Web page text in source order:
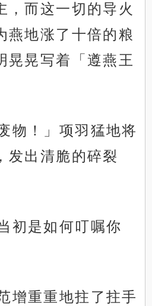
，而这一切的导火
燕地涨了十倍的粮
晃晃写着「遵燕王
物！」项羽猛地将
发出清脆的碎裂
初是如何叮嘱你
增重重地拄了拄手